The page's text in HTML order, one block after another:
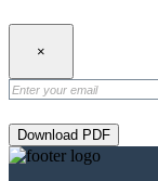
×
Download PDF